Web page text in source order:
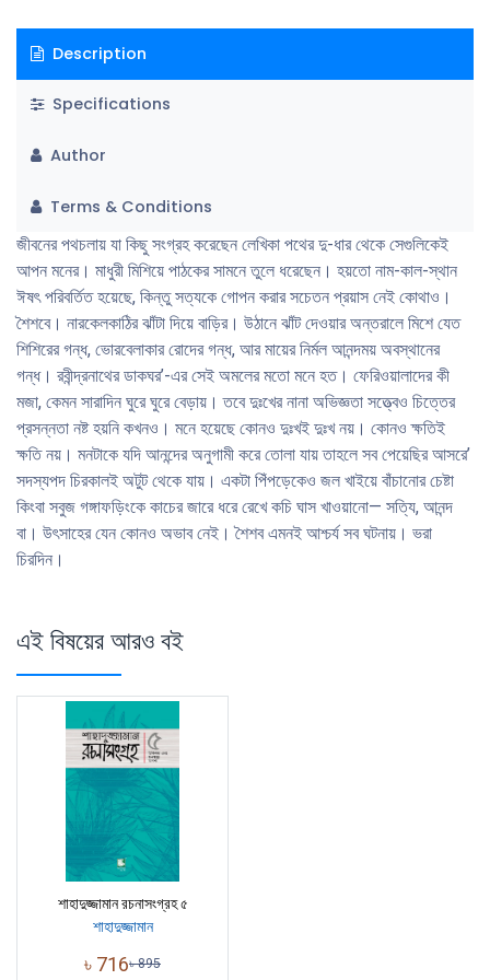
Description
Specifications
Author
Terms & Conditions
জীবনের পথচলায় যা কিছু সংগ্রহ করেছেন লেখিকা পথের দু-ধার থেকে সেগুলিকেই
আপন মনের। মাধুরী মিশিয়ে পাঠকের সামনে তুলে ধরেছেন। হয়তাে নাম-কাল-স্থান
ঈষৎ পরিবর্তিত হয়েছে, কিন্তু সত্যকে গােপন করার সচেতন প্রয়াস নেই কোথাও।
শৈশবে। নারকেলকাঠির ঝাঁটা দিয়ে বাড়ির। উঠানে ঝাঁট দেওয়ার অন্তরালে মিশে যেত
শিশিরের গন্ধ, ভােরবেলাকার রােদের গন্ধ, আর মায়ের নির্মল আনন্দময় অবস্থানের
গন্ধ। রবীন্দ্রনাথের ডাকঘর’-এর সেই অমলের মতাে মনে হত। ফেরিওয়ালাদের কী
মজা, কেমন সারাদিন ঘুরে ঘুরে বেড়ায়। তবে দুঃখের নানা অভিজ্ঞতা সত্ত্বেও চিত্তের
প্রসন্নতা নষ্ট হয়নি কখনও। মনে হয়েছে কোনও দুঃখই দুঃখ নয়। কোনও ক্ষতিই
ক্ষতি নয়। মনটাকে যদি আনন্দের অনুগামী করে তােলা যায় তাহলে সব পেয়েছির আসরে’
সদস্যপদ চিরকালই অটুট থেকে যায়। একটা পিঁপড়েকেও জল খাইয়ে বাঁচানাের চেষ্টা
কিংবা সবুজ গঙ্গাফড়িংকে কাচের জারে ধরে রেখে কচি ঘাস খাওয়ানাে— সত্যি, আনন্দ
বা। উৎসাহের যেন কোনও অভাব নেই। শৈশব এমনই আশ্চর্য সব ঘটনায়। ভরা
চিরদিন।
এই বিষয়ের আরও বই
শাহাদুজ্জামান রচনাসংগ্রহ ৫
শাহাদুজ্জামান
৳ 716৳895